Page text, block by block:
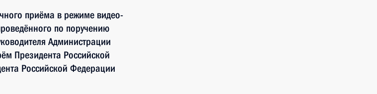
приёма в режиме видео-
по поручению
Администрации
Президента Российской
Российской Федерации